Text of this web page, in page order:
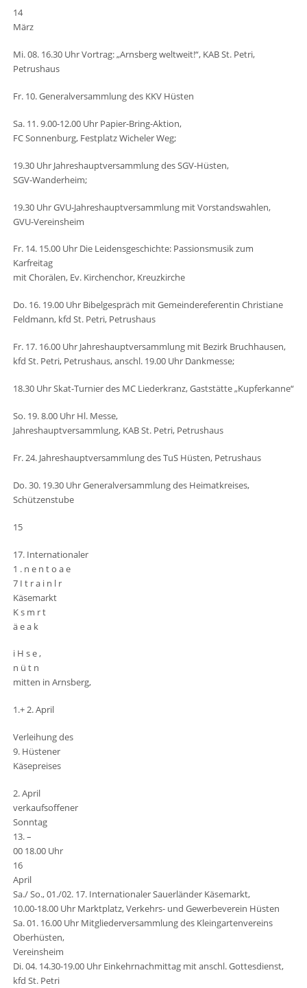
14
März
Mi. 08. 16.30 Uhr Vortrag: „Arnsberg weltweit!“, KAB St. Petri,
Petrushaus
Fr. 10. Generalversammlung des KKV Hüsten
Sa. 11. 9.00-12.00 Uhr Papier-Bring-Aktion,
FC Sonnenburg, Festplatz Wicheler Weg;
19.30 Uhr Jahreshauptversammlung des SGV-Hüsten,
SGV-Wanderheim;
19.30 Uhr GVU-Jahreshauptversammlung mit Vorstandswahlen,
GVU-Vereinsheim
Fr. 14. 15.00 Uhr Die Leidensgeschichte: Passionsmusik zum
Karfreitag
mit Chorälen, Ev. Kirchenchor, Kreuzkirche
Do. 16. 19.00 Uhr Bibelgespräch mit Gemeindereferentin Christiane
Feldmann, kfd St. Petri, Petrushaus
Fr. 17. 16.00 Uhr Jahreshauptversammlung mit Bezirk Bruchhausen,
kfd St. Petri, Petrushaus, anschl. 19.00 Uhr Dankmesse;
18.30 Uhr Skat-Turnier des MC Liederkranz, Gaststätte „Kupferkanne“
So. 19. 8.00 Uhr Hl. Messe,
Jahreshauptversammlung, KAB St. Petri, Petrushaus
Fr. 24. Jahreshauptversammlung des TuS Hüsten, Petrushaus
Do. 30. 19.30 Uhr Generalversammlung des Heimatkreises,
Schützenstube
15
17. Internationaler
1 . n e n t o a e
7 I t r a i n l r
Käsemarkt
K s m r t
ä e a k
i H s e ,
n ü t n
mitten in Arnsberg,
1.+ 2. April
Verleihung des
9. Hüstener
Käsepreises
2. April
verkaufsoffener
Sonntag
13. –
00 18.00 Uhr
16
April
Sa./ So., 01./02. 17. Internationaler Sauerländer Käsemarkt,
10.00-18.00 Uhr Marktplatz, Verkehrs- und Gewerbeverein Hüsten
Sa. 01. 16.00 Uhr Mitgliederversammlung des Kleingartenvereins
Oberhüsten,
Vereinsheim
Di. 04. 14.30-19.00 Uhr Einkehrnachmittag mit anschl. Gottesdienst,
kfd St. Petri